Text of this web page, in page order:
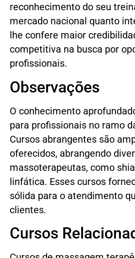
reconhecimento do seu
mercado nacional quanto
lhe confere maior
competitiva na busca por
profissionais.
Observações
O conhecimento
para profissionais no ramo
Cursos abrangentes são
oferecidos, abrangendo
massoterapeutas, como
linfática. Esses cursos
sólida para o atendimento
clientes.
Cursos